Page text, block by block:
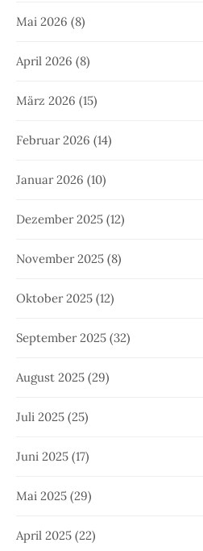
Mai 2026 (8)
April 2026 (8)
März 2026 (15)
Februar 2026 (14)
Januar 2026 (10)
Dezember 2025 (12)
November 2025 (8)
Oktober 2025 (12)
September 2025 (32)
August 2025 (29)
Juli 2025 (25)
Juni 2025 (17)
Mai 2025 (29)
April 2025 (22)